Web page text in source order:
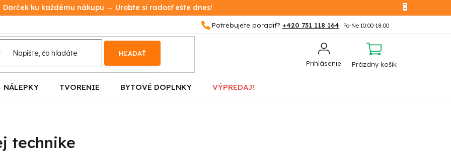
Darček ku každému nákupu → Urobte si radosť ešte dnes!
+420 731 118 164
Prihlásenie
HĽADAŤ
NÁKUPNÝ
Prázdny košík
NÁLEPKY TVORENIE BYTOVÉ DOPLNKY VÝPREDAJ!
technike